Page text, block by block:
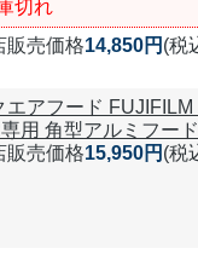
切れ
販売価格14,850円 (税
エアフード
用 角型アルミフード
販売価格15,950円 (税